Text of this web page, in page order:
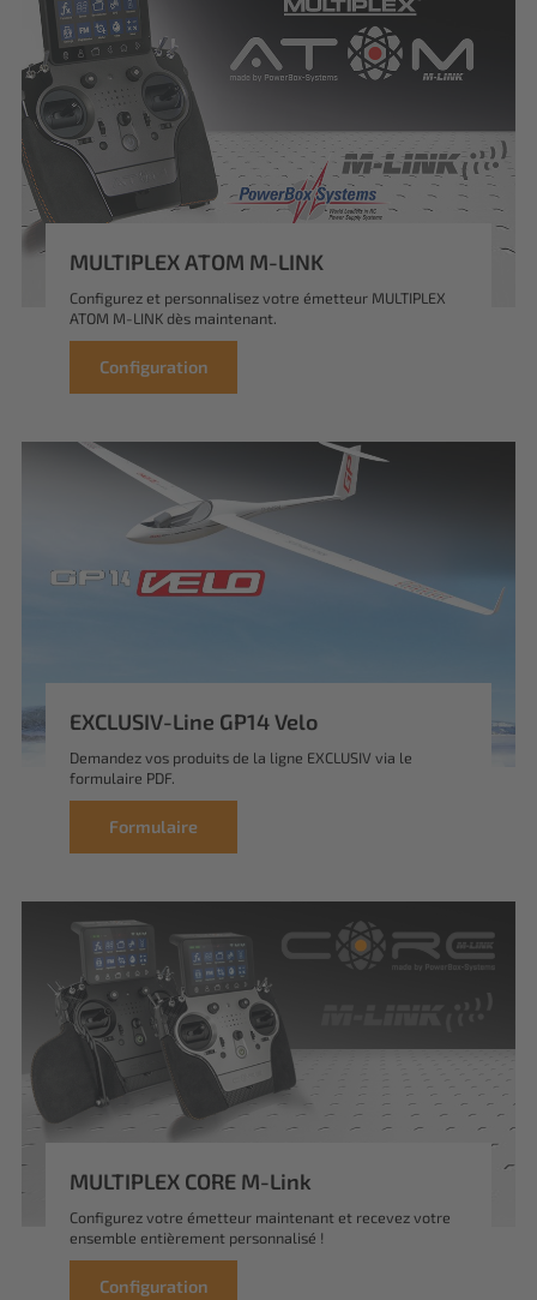
MULTIPLEX ATOM M-LINK
Configurez et personnalisez votre émetteur MULTIPLEX
ATOM M-LINK dès maintenant.
Configuration
EXCLUSIV-Line GP14 Velo
Demandez vos produits de la ligne EXCLUSIV via le
formulaire PDF.
Formulaire
MULTIPLEX CORE M-Link
Configurez votre émetteur maintenant et recevez votre
ensemble entièrement personnalisé !
Configuration